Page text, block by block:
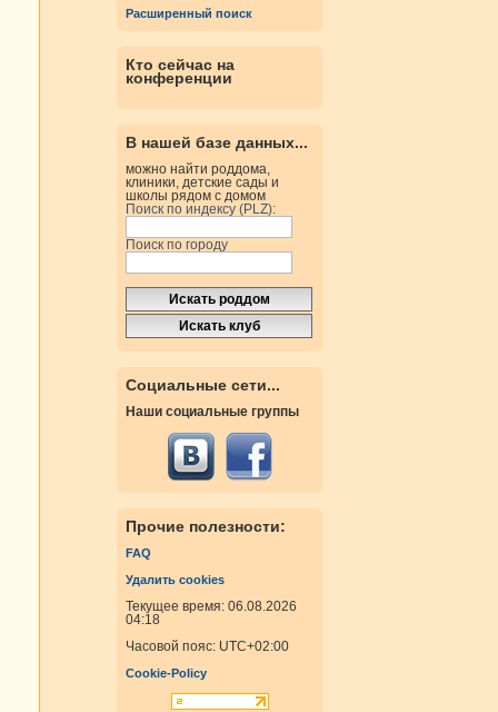
Расширенный поиск
Кто сейчас на
конференции
В нашей базе данных...
можно найти роддома,
клиники, детские сады и
школы рядом с домом
Поиск по индексу (PLZ):
Поиск по городу
Социальные сети...
Наши социальные группы
Прочие полезности:
FAQ
Удалить cookies
Текущее время: 06.08.2026
04:18
Часовой пояс: UTC+02:00
Cookie-Policy